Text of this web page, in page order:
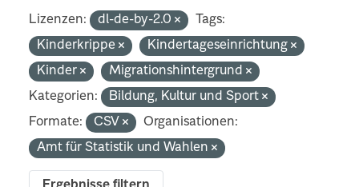
Lizenzen: dl-de-by-2.0
Tags:
Kinderkrippe
Kindertageseinrichtung
Kinder
Migrationshintergrund
Kategorien:
Bildung, Kultur und Sport
Formate:
CSV
Organisationen:
Amt für Statistik und Wahlen